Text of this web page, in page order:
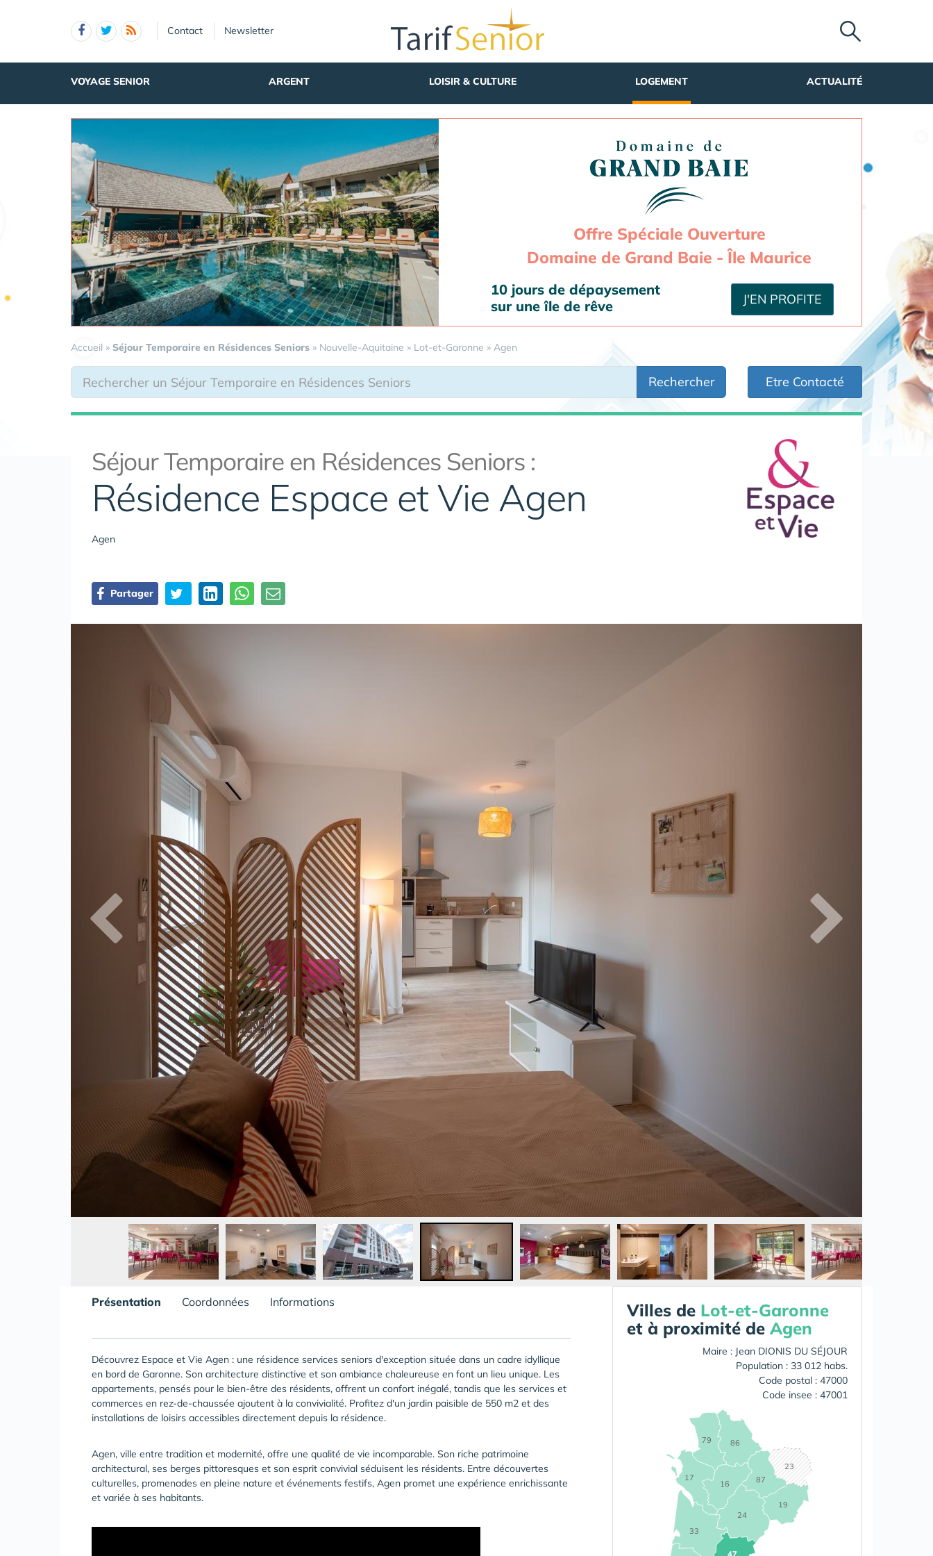
Contact Newsletter
VOYAGE SENIOR ARGENT LOISIR & CULTURE LOGEMENT ACTUALITÉ
Offre Spéciale Ouverture
Domaine de Grand Baie - Île Maurice
J'EN PROFITE
10 jours de dépaysement
sur une île de rêve
Accueil » Séjour Temporaire en Résidences Seniors » Nouvelle-Aquitaine » Lot-et-Garonne » Agen
Rechercher Etre Contacté
Séjour Temporaire en Résidences Seniors :
Résidence Espace et Vie Agen
Agen
Partager
Présentation Coordonnées Informations
Découvrez Espace et Vie Agen : une résidence services seniors d'exception située dans un cadre idyllique
en bord de Garonne. Son architecture distinctive et son ambiance chaleureuse en font un lieu unique. Les
appartements, pensés pour le bien-être des résidents, offrent un confort inégalé, tandis que les services et
commerces en rez-de-chaussée ajoutent à la convivialité. Profitez d'un jardin paisible de 550 m2 et des
installations de loisirs accessibles directement depuis la résidence.
Agen, ville entre tradition et modernité, offre une qualité de vie incomparable. Son riche patrimoine
architectural, ses berges pittoresques et son esprit convivial séduisent les résidents. Entre découvertes
culturelles, promenades en pleine nature et événements festifs, Agen promet une expérience enrichissante
et variée à ses habitants.
Villes de Lot-et-Garonne
et à proximité de Agen
Maire : Jean DIONIS DU SÉJOUR
Population : 33 012 habs.
Code postal : 47000
Code insee : 47001
16
17
19
23
24
33
47
79 86
87